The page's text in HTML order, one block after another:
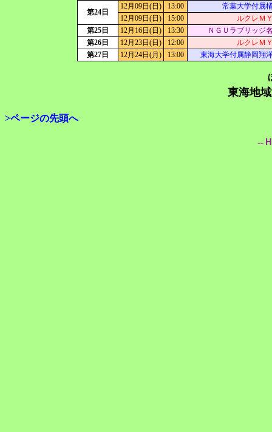
第24日
12月09日(日) 13:00
常葉大学付属
12月09日(日)
15:00
ルクレＭ
第25日
12月16日(日) 13:30
ＮＧＵラブリッジ
第26日
12月23日(日) 12:00
ルクレＭ
第27日
12月24日(月) 13:00 東海大学付属静岡翔
東海地
>ページの先頭へ
--